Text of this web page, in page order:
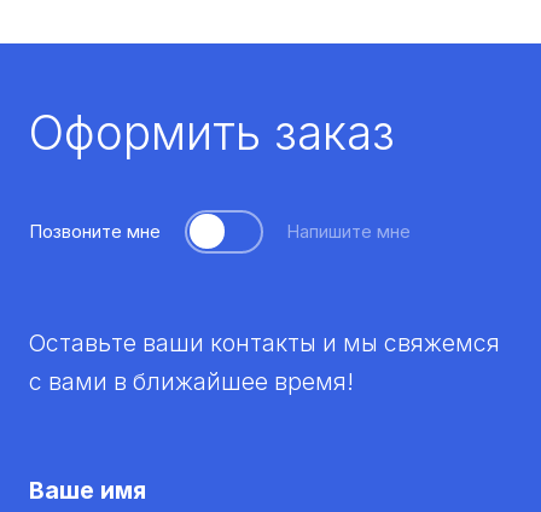
Оформить заказ
Позвоните мне Напишите мне
Оставьте ваши контакты и мы свяжемся
с вами в ближайшее время!
Ваше имя